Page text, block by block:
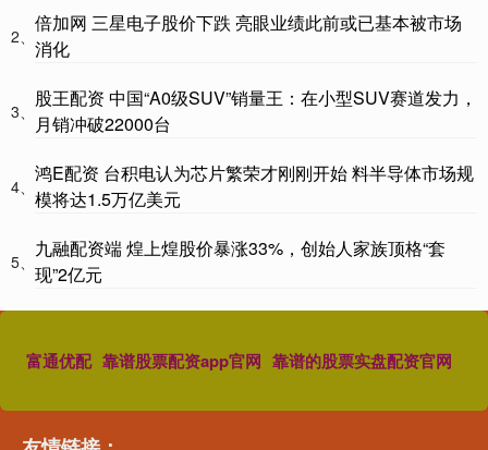
2、
倍加网 三星电子股价下跌 亮眼业绩此前或已基本被市场
消化
3、
股王配资 中国“A0级SUV”销量王：在小型SUV赛道发力，
月销冲破22000台
4、
鸿E配资 台积电认为芯片繁荣才刚刚开始 料半导体市场规
模将达1.5万亿美元
5、
九融配资端 煌上煌股价暴涨33%，创始人家族顶格“套
现”2亿元
富通优配 靠谱股票配资app官网 靠谱的股票实盘配资官网